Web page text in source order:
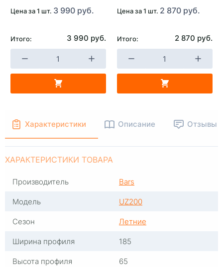
Цена за 1 шт. 3 990 руб.
Итого: 3 990 руб.
Цена за 1 шт. 2 870 руб.
Итого: 2 870 руб.
-
Характеристики Описание Отзывы
ХАРАКТЕРИСТИКИ ТОВАРА
Производитель
Bars
Модель
UZ200
Сезон
Летние
Ширина профиля
185
Высота профиля
65